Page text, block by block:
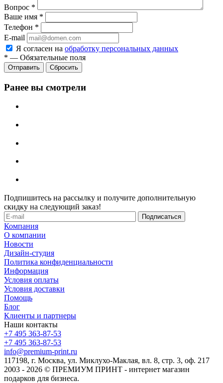
Вопрос *
Ваше имя *
Телефон *
E-mail
Я согласен на обработку персональных данных
* — Обязательные поля
Отправить Сбросить
Ранее вы смотрели
Подпишитесь на рассылку и получите дополнительную
скидку на следующий заказ!
Компания
О компании
Новости
Дизайн-студия
Политика конфиденциальности
Информация
Условия оплаты
Условия доставки
Помощь
Блог
Клиенты и партнеры
Наши контакты
+7 495 363-87-53
+7 495 363-87-53
info@premium-print.ru
117198, г. Москва, ул. Миклухо-Маклая, вл. 8, стр. 3, оф. 217
2003 - 2026 © ПРЕМИУМ ПРИНТ - интернет магазин
подарков для бизнеса.